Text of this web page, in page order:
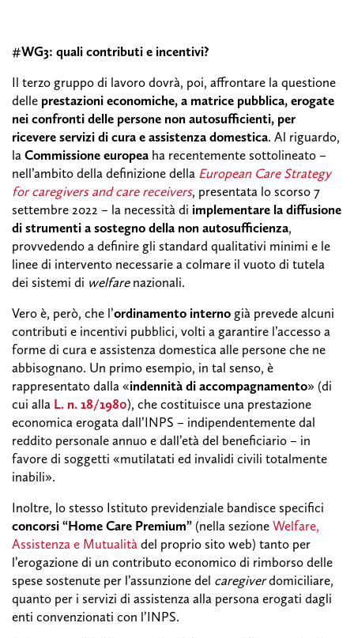
#WG3: quali contributi e incentivi?
Il terzo gruppo di lavoro dovrà, poi, affrontare la questione
delle prestazioni economiche, a matrice pubblica, erogate
nei confronti delle persone non autosufficienti, per
ricevere servizi di cura e assistenza domestica. Al riguardo,
la Commissione europea ha recentemente sottolineato –
nell’ambito della definizione della European Care Strategy
for caregivers and care receivers, presentata lo scorso 7
settembre 2022 – la necessità di implementare la diffusione
di strumenti a sostegno della non autosufficienza,
provvedendo a definire gli standard qualitativi minimi e le
linee di intervento necessarie a colmare il vuoto di tutela
dei sistemi di welfarenazionali.
Vero è, però, che l’ordinamento interno già prevede alcuni
contributi e incentivi pubblici, volti a garantire l’accesso a
forme di cura e assistenza domestica alle persone che ne
abbisognano. Un primo esempio, in tal senso, è
rappresentato dalla «indennità di accompagnamento» (di
cui alla L. n. 18/1980), che costituisce una prestazione
economica erogata dall’INPS – indipendentemente dal
reddito personale annuo e dall’età del beneficiario – in
favore di soggetti «mutilatati ed invalidi civili totalmente
inabili».
Inoltre, lo stesso Istituto previdenziale bandisce specifici
concorsi “Home Care Premium” (nella sezione Welfare,
Assistenza e Mutualità del proprio sito web) tanto per
l’erogazione di un contributo economico di rimborso delle
spese sostenute per l’assunzione del caregiverdomiciliare,
quanto per i servizi di assistenza alla persona erogati dagli
enti convenzionati con l’INPS.